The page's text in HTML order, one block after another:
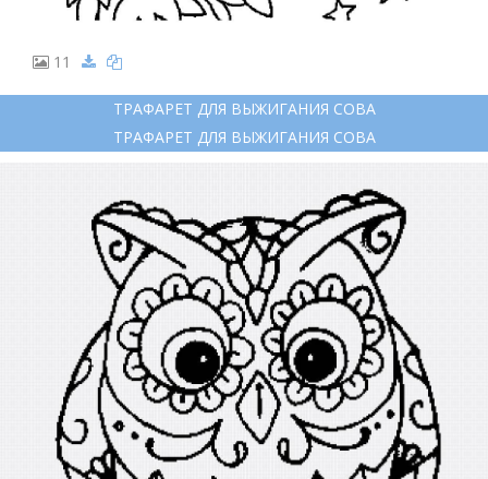
11
ТРАФАРЕТ ДЛЯ ВЫЖИГАНИЯ СОВА
ТРАФАРЕТ ДЛЯ ВЫЖИГАНИЯ СОВА